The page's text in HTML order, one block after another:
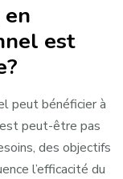
est
peut bénéficier à
peut-être pas
des objectifs
l’efficacité du